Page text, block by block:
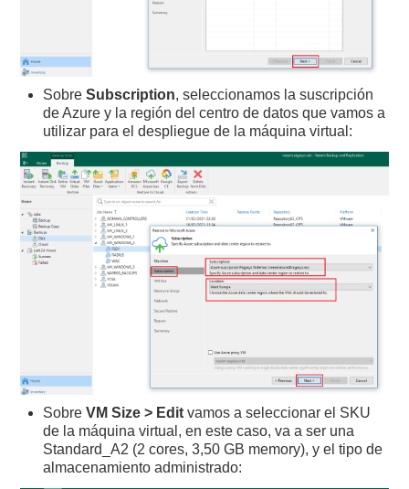
SobreSubscription, seleccionamos la suscripción
de Azure y la región del centro de datos que vamos a
utilizar para el despliegue de la máquina virtual:
SobreVM Size > Editvamos a seleccionar el SKU
de la máquina virtual, en este caso, va a ser una
Standard_A2 (2 cores, 3,50 GB memory), y el tipo de
almacenamiento administrado: